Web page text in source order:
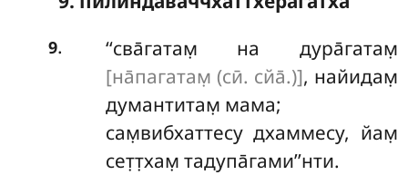
9.
‘‘сва̄гатам̣ на дура̄гатам̣
[на̄пагатам̣ (сӣ. сйа̄.)], найидам̣
думантитам̣ мама;
сам̣вибхаттесу дхаммесу, йам̣
сет̣т̣хам̣ тадупа̄гами’’нти.